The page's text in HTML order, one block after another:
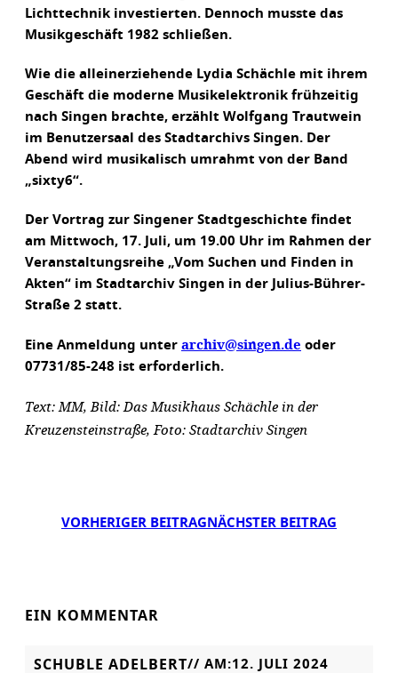
Lichttechnik investierten. Dennoch musste das
Musikgeschäft 1982 schließen.
Wie die alleinerziehende Lydia Schächle mit ihrem
Geschäft die moderne Musikelektronik frühzeitig
nach Singen brachte, erzählt Wolfgang Trautwein
im Benutzersaal des Stadtarchivs Singen. Der
Abend wird musikalisch umrahmt von der Band
„sixty6“.
Der Vortrag zur Singener Stadtgeschichte findet
am Mittwoch, 17. Juli, um 19.00 Uhr im Rahmen der
Veranstaltungsreihe „Vom Suchen und Finden in
Akten“ im Stadtarchiv Singen in der Julius-Bührer-
Straße 2 statt.
Eine Anmeldung unter archiv@singen.de oder
07731/85-248 ist erforderlich.
Text: MM, Bild: Das Musikhaus Schächle in der
Kreuzensteinstraße, Foto: Stadtarchiv Singen
VORHERIGER BEITRAG NÄCHSTER BEITRAG
EIN KOMMENTAR
SCHUBLE ADELBERT// AM:12. JULI 2024